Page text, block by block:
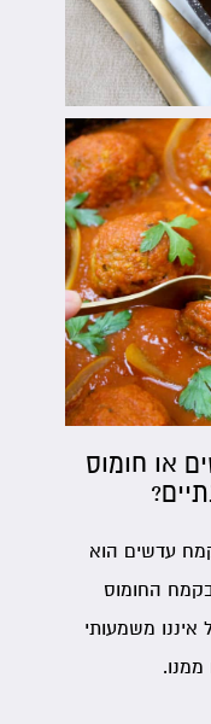
או חומוס
עדשים הוא
החומוס
איננו משמעותי
ממנו.